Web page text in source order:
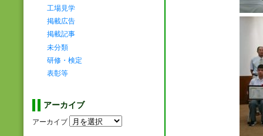
工場見学
掲載広告
掲載記事
未分類
研修・検定
表彰等
アーカイブ
アーカイブ